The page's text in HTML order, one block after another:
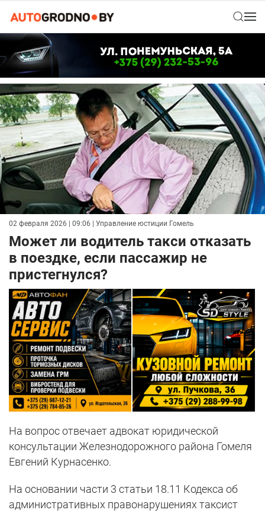
02 февраля 2026 | 09:06 | Управление юстиции Гомель
Может ли водитель такси отказать
в поездке, если пассажир не
пристегнулся?
На вопрос отвечает адвокат юридической
консультации Железнодорожного района Гомеля
Евгений Курнасенко.
На основании части 3 статьи 18.11 Кодекса об
административных правонарушениях таксист